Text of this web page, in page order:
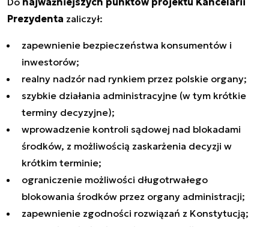
Prezydenta zaliczył:
zapewnienie bezpieczeństwa konsumentów i
inwestorów;
realny nadzór nad rynkiem przez polskie organy;
szybkie działania administracyjne (w tym krótkie
terminy decyzyjne);
wprowadzenie kontroli sądowej nad blokadami
środków, z możliwością zaskarżenia decyzji w
krótkim terminie;
ograniczenie możliwości długotrwałego
blokowania środków przez organy administracji;
zapewnienie zgodności rozwiązań z Konstytucją;